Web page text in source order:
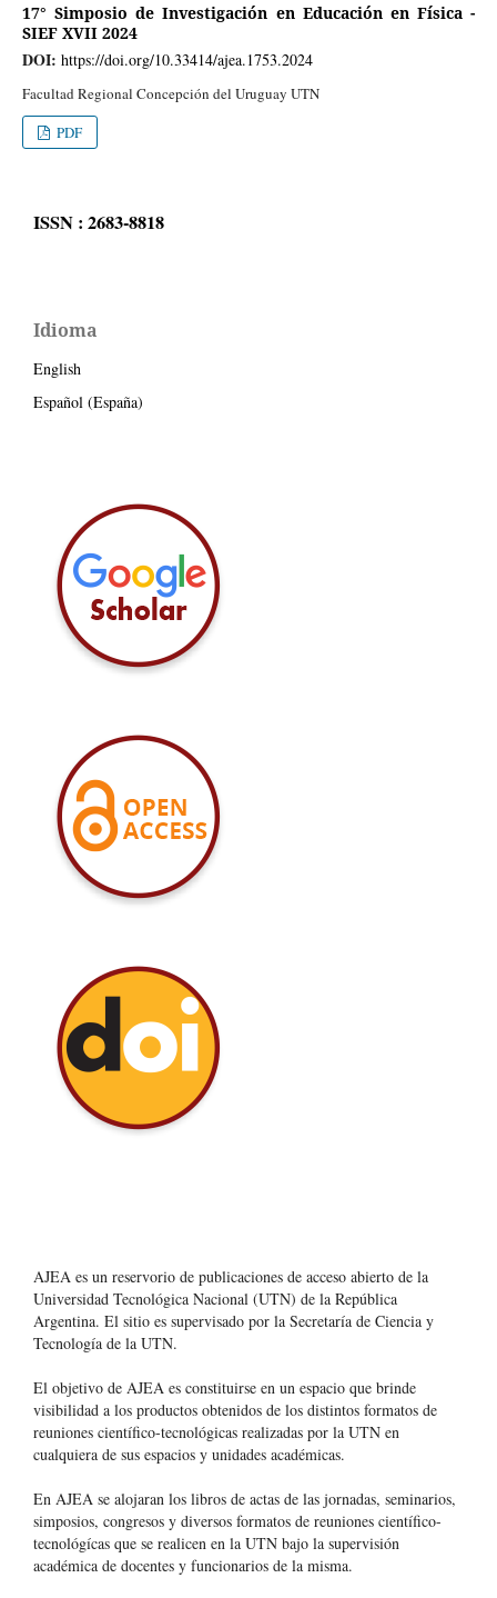
17° Simposio de Investigación en Educación en Física -
SIEF XVII 2024
DOI: https://doi.org/10.33414/ajea.1753.2024
Facultad Regional Concepción del Uruguay UTN
PDF
ISSN : 2683-8818
Idioma
English
Español (España)
AJEA es un reservorio de publicaciones de acceso abierto de la
Universidad Tecnológica Nacional (UTN) de la República
Argentina. El sitio es supervisado por la Secretaría de Ciencia y
Tecnología de la UTN.
El objetivo de AJEA es constituirse en un espacio que brinde
visibilidad a los productos obtenidos de los distintos formatos de
reuniones científico-tecnológicas realizadas por la UTN en
cualquiera de sus espacios y unidades académicas.
En AJEA se alojaran los libros de actas de las jornadas, seminarios,
simposios, congresos y diversos formatos de reuniones científico-
tecnológícas que se realicen en la UTN bajo la supervisión
académica de docentes y funcionarios de la misma.